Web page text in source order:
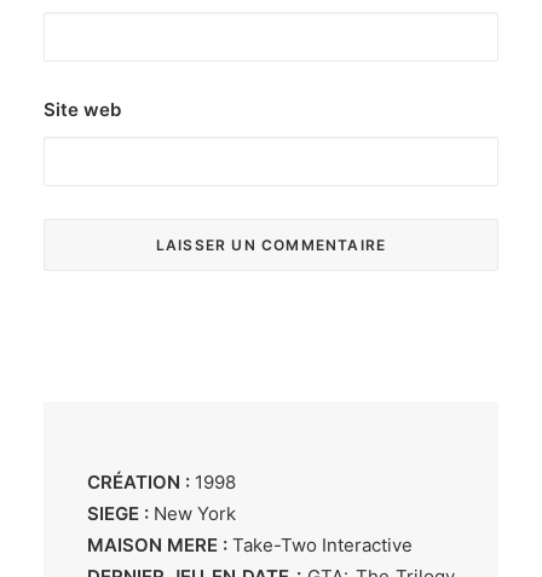
Site web
CRÉATION : 1998
SIEGE : New York
MAISON MERE : Take-Two Interactive